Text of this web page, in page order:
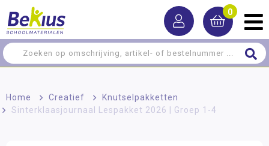
0
Home > Creatief > Knutselpakketten
Sinterklaasjournaal Lespakket 2026 | Groep 1-4